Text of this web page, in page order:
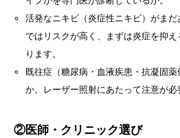
活発なニキビ（炎症性ニキビ）がま
ではリスクが高く、まずは炎症を抑
ります。
既往症（糖尿病・血液疾患・抗凝固
か。レーザー照射にあたって注意が
②医師・クリニック選び